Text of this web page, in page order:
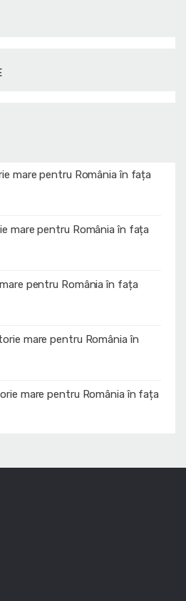
mare pentru România în fața
mare pentru România în fața
pentru România în fața
mare pentru România în
mare pentru România în fața